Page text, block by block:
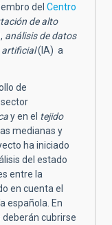
del Centro
de alto
análisis de datos
artificial(IA) a
de
y en el tejido
medianas y
ha iniciado
del estado
entre la
en cuenta el
española. En
cubrirse